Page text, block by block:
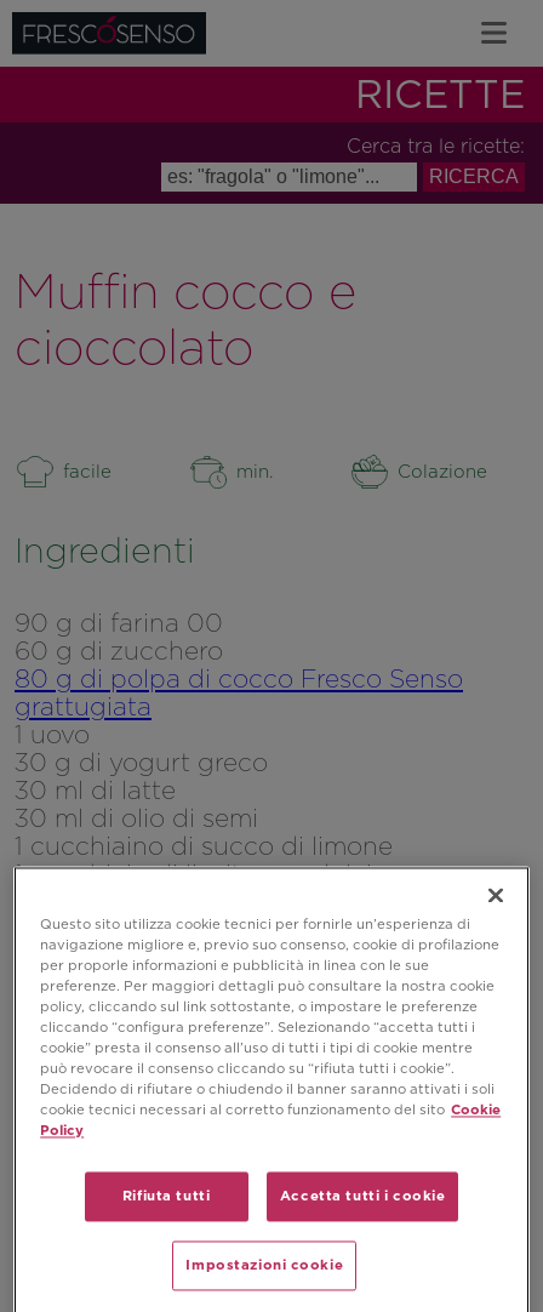
RICETTE
Cerca tra le ricette:
Muffin cocco e
cioccolato
facile min. Colazione
Ingredienti
90 g di farina 00
60 g di zucchero
80 g di polpa di cocco Fresco Senso
grattugiata
1 uovo
30 g di yogurt greco
30 ml di latte
30 ml di olio di semi
1 cucchiaino di succo di limone
1 cucchiaio di lievito per dolci
Questo sito utilizza cookie tecnici per fornirle un’esperienza di
navigazione migliore e, previo suo consenso, cookie di profilazione
per proporle informazioni e pubblicità in linea con le sue
preferenze. Per maggiori dettagli può consultare la nostra cookie
policy, cliccando sul link sottostante, o impostare le preferenze
cliccando “configura preferenze”. Selezionando “accetta tutti i
cookie” presta il consenso all’uso di tutti i tipi di cookie mentre
può revocare il consenso cliccando su “rifiuta tutti i cookie”.
Decidendo di rifiutare o chiudendo il banner saranno attivati i soli
cookie tecnici necessari al corretto funzionamento del sito Cookie
Policy
Rifiuta tutti Accetta tutti i cookie
Impostazioni cookie